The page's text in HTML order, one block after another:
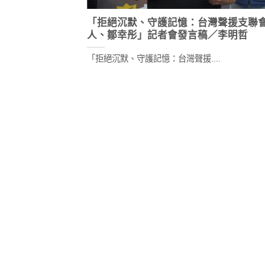
「拒絕沉默、守護記憶：台灣聲援支聯
人、鄒幸彤」記者會發言稿／李明哲
「拒絕沉默、守護記憶：台灣聲援....